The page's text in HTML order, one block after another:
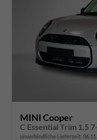
MINI Cooper
C Essential Trim 1.5
unverbindliche Lieferzeit: